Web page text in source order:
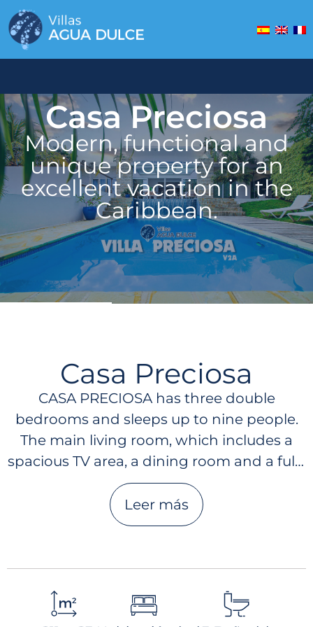
Casa Preciosa
Modern, functional and
unique property for an
excellent vacation in the
Caribbean.
Casa Preciosa
CASA PRECIOSA has three double
bedrooms and sleeps up to nine people.
The main living room, which includes a
spacious TV area, a dining room and a fully
equipped kitchen, offer all the necessary
comforts to fully enjoy your stay in
paradise. Two bedrooms are located on
open up onto their own private deck. The
third bedroom is on the lower level and
accessible through its own entrance. The
Leer más